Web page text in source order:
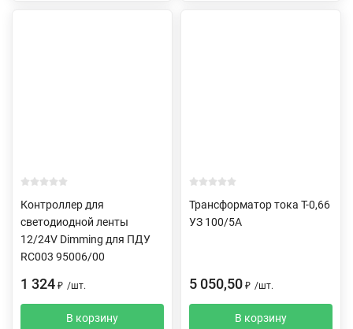
Контроллер для
светодиодной ленты
12/24V Dimming для ПДУ
RC003 95006/00
1 324 ₽ /шт.
В корзину
Трансформатор тока Т-0,66
УЗ 100/5А
5 050,50 ₽ /шт.
В корзину